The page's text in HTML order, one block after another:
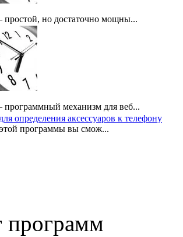
но достаточно мощны...
механизм для веб...
определения аксессуаров к телефону
программы вы смож...
программ